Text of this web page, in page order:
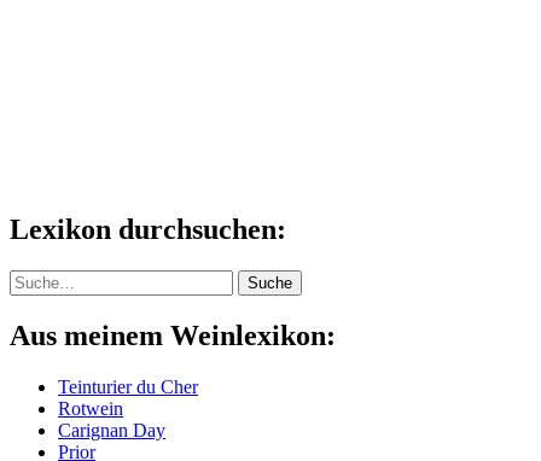
Lexikon durchsuchen:
Suche Suche
Aus meinem Weinlexikon:
Teinturier du Cher
Rotwein
Carignan Day
Prior